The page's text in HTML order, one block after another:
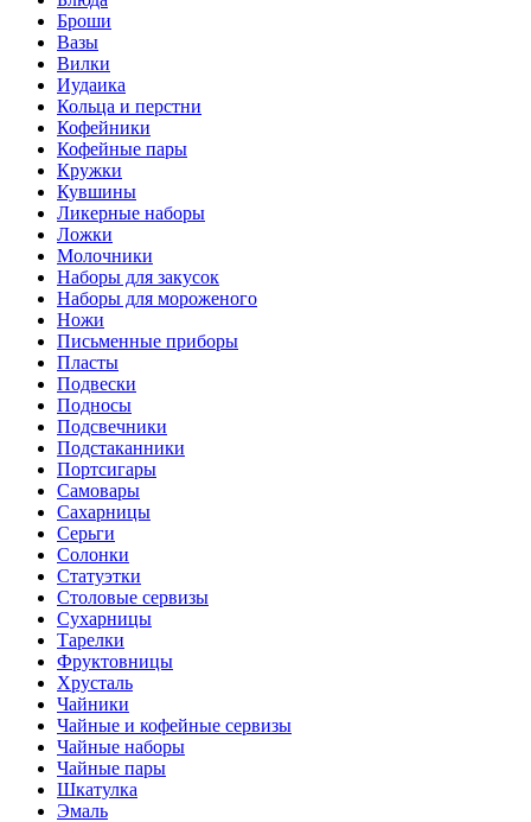
Броши
Вазы
Вилки
Иудаика
Кольца и перстни
Кофейники
Кофейные пары
Кружки
Кувшины
Ликерные наборы
Ложки
Молочники
Наборы для закусок
Наборы для мороженого
Ножи
Письменные приборы
Пласты
Подвески
Подносы
Подсвечники
Подстаканники
Портсигары
Самовары
Сахарницы
Серьги
Солонки
Статуэтки
Столовые сервизы
Сухарницы
Тарелки
Фруктовницы
Хрусталь
Чайники
Чайные и кофейные сервизы
Чайные наборы
Чайные пары
Шкатулка
Эмаль